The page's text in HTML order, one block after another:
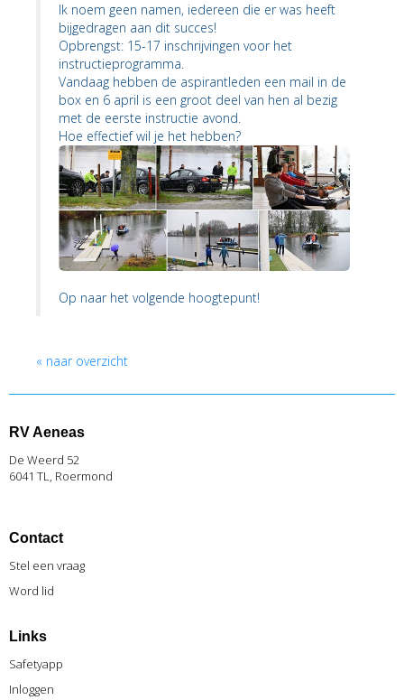
Ik noem geen namen, iedereen die er was heeft
bijgedragen aan dit succes!
Opbrengst: 15-17 inschrijvingen voor het
instructieprogramma.
Vandaag hebben de aspirantleden een mail in de
box en 6 april is een groot deel van hen al bezig
met de eerste instructie avond.
Hoe effectief wil je het hebben?
Op naar het volgende hoogtepunt!
« naar overzicht
RV Aeneas
De Weerd 52
6041 TL, Roermond
Contact
Stel een vraag
Word lid
Links
Safetyapp
Inloggen